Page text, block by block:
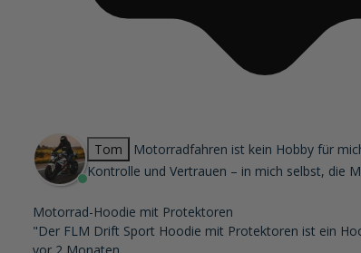
Tom
Motorradfahren ist kein Hobby für
Kontrolle und Vertrauen – in mich selbst, die
Motorrad-Hoodie mit Protektoren
"Der FLM Drift Sport Hoodie mit Protektoren ist ein